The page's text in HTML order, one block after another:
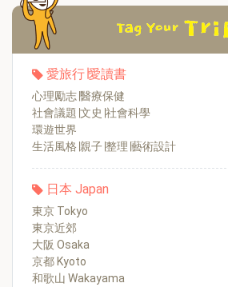
愛旅行∣愛讀書
心理勵志∣醫療保健
社會議題∣文史∣社會科學
環遊世界
生活風格∣親子∣整理∣藝術設計
日本 Japan
東京 Tokyo
東京近郊
大阪 Osaka
京都 Kyoto
和歌山 Wakayama